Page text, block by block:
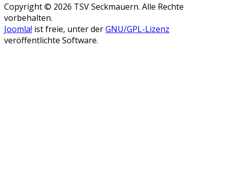
Copyright © 2026 TSV Seckmauern. Alle Rechte
vorbehalten.
Joomla! ist freie, unter derGNU/GPL-Lizenz
veröffentlichte Software.